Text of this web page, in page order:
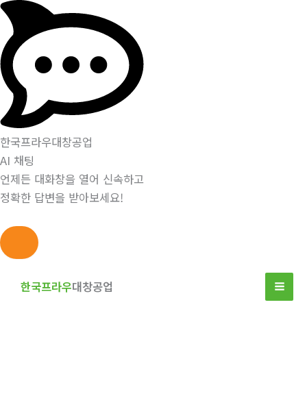
한국프라우대창공업
AI 채팅
언제든 대화창을 열어 신속하고
정확한 답변을 받아보세요!
한국프라우대창공업